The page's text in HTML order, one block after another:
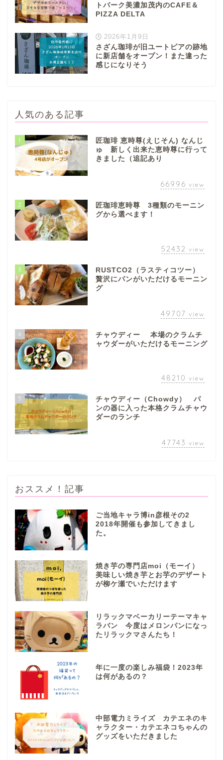
トパーク美濃加茂内のCAFE＆
PIZZA DELTA
2026年1月9日
さざん珈琲が旧ユートピアの跡地
に新店舗をオープン！また違った
感じになりそう
人気のある記事
1
匠珈琲 恵時尊(えじそん) なんじ
ゅ 新しく出来た恵時尊に行って
きました（追記あり
66996 view
2
匠珈琲恵時尊 3種類のモーニン
グから選べます！
52432 view
3
RUSTCO2（ラスティコツー）
贅沢にパンがいただけるモーニン
グ
49707 view
4
チャウディー 本場のクラムチ
ャウダーがいただけるモーニング
48210 view
5
チャウディー（Chowdy） パ
ンの器に入った本格クラムチャウ
ダーのランチ
47743 view
おススメ！記事
ご当地キャラ博in彦根その2
2018年開催も参加してきまし
た。
焼き芋の専門店moi（モーイ）
美味しい焼き芋とお芋のデザート
が柳ケ瀬でいただけます
リラックマベーカリーテーマキャ
ラバン 今度はメロンパンになっ
たリラックマさんたち！
年に一度の楽しみ福袋！2023年
は何があるの？
中部電力ミライズ カテエネのキ
ャラクター・カテエネコちゃんの
グッズをいただきました
ぎふまるけとは。
ぎふまるけ内の記事と写真
（画像）＆掲載情報につい
ての注意事項など
岐阜地域
岐阜市
各務原市
山県市